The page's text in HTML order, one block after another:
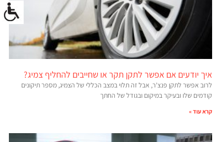
איך יודעים אם אפשר לתקן תקר או שחייבים להחליף צמיג?
לרוב אפשר לתקן פנצ'ר, אבל זה תלוי במצב הכללי של הצמיג, מספר תיקונים
קודמים שלו ובעיקר במיקום ובגודל של החתך
קרא עוד »